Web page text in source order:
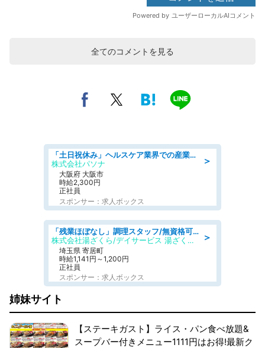
全てのコメントを見る
＞
「土日祝休み」ヘルスケア業界での産業保健師業務/看護師/高時給/要資格:正看護師
株式会社パソナ
大阪府 大阪市
時給2,300円
正社員
スポンサー：求人ボックス
＞
「残業ほぼなし」調理スタッフ/無資格可/正職員/日勤のみ/デイサービス/社会保障完備
株式会社湯ざくら/デイサービス 湯ざくらケアリゾート
埼玉県 寄居町
時給1,141円～1,200円
正社員
スポンサー：求人ボックス
姉妹サイト
【ステーキガスト】ライス・パン食べ放題&
スープバー付きメニュー1111円はお得!最新ク